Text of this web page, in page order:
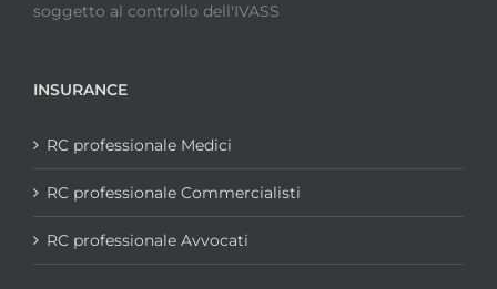
soggetto al controllo dell'IVASS
INSURANCE
RC professionale Medici
RC professionale Commercialisti
RC professionale Avvocati